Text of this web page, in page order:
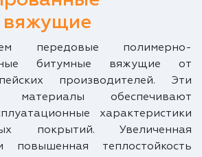
вяжущие
передовые полимерно-
битумные вяжущие от
производителей. Эти
материалы обеспечивают
характеристики
покрытий. Увеличенная
повышенная теплостойкость